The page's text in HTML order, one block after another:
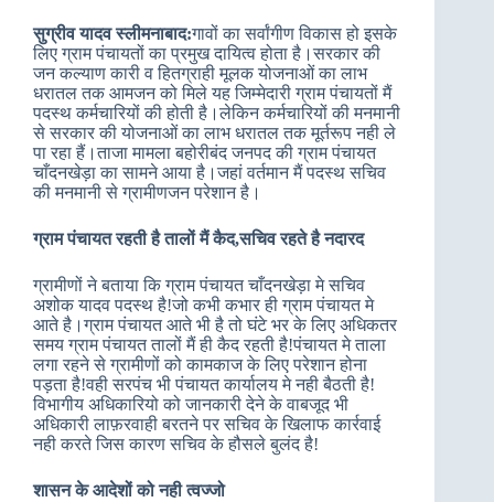
सुग्रीव यादव स्लीमनाबाद:गावों का सर्वांगीण विकास हो इसके
लिए ग्राम पंचायतों का प्रमुख दायित्व होता है।सरकार की
जन कल्याण कारी व हितग्राही मूलक योजनाओं का लाभ
धरातल तक आमजन को मिले यह जिम्मेदारी ग्राम पंचायतों मैं
पदस्थ कर्मचारियों की होती है।लेकिन कर्मचारियों की मनमानी
से सरकार की योजनाओं का लाभ धरातल तक मूर्तरूप नही ले
पा रहा हैं।ताजा मामला बहोरीबंद जनपद की ग्राम पंचायत
चाँदनखेड़ा का सामने आया है।जहां वर्तमान मैं पदस्थ सचिव
की मनमानी से ग्रामीणजन परेशान है।
ग्राम पंचायत रहती है तालों मैं कैद,सचिव रहते है नदारद
ग्रामीणों ने बताया कि ग्राम पंचायत चाँदनखेड़ा मे सचिव
अशोक यादव पदस्थ है!जो कभी कभार ही ग्राम पंचायत मे
आते है।ग्राम पंचायत आते भी है तो घंटे भर के लिए अधिकतर
समय ग्राम पंचायत तालों मैं ही कैद रहती है!पंचायत मे ताला
लगा रहने से ग्रामीणों को कामकाज के लिए परेशान होना
पड़ता है!वही सरपंच भी पंचायत कार्यालय मे नही बैठती है!
विभागीय अधिकारियो को जानकारी देने के वाबजूद भी
अधिकारी लाफ़रवाही बरतने पर सचिव के खिलाफ कार्रवाई
नही करते जिस कारण सचिव के हौसले बुलंद है!
शासन के आदेशों को नही त्वज्जो